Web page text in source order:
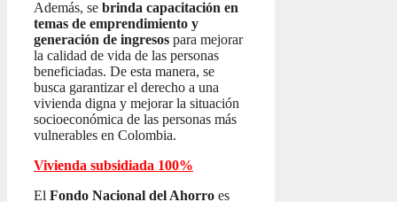
Además, se brinda capacitación en
temas de emprendimiento y
generación de ingresos para mejorar
la calidad de vida de las personas
beneficiadas. De esta manera, se
busca garantizar el derecho a una
vivienda digna y mejorar la situación
socioeconómica de las personas más
vulnerables en Colombia.
Vivienda subsidiada 100%
El Fondo Nacional del Ahorro es